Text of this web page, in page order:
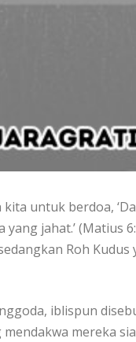
untuk berdoa,
jahat.’ (Matius
Roh
iblispun
mereka